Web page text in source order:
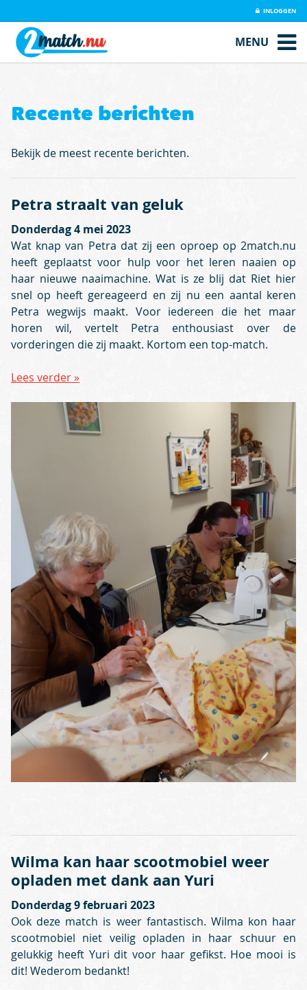
INLOGGEN
MENU
Recente berichten
Bekijk de meest recente berichten.
Petra straalt van geluk
Donderdag 4 mei 2023
Wat knap van Petra dat zij een oproep op 2match.nu
heeft geplaatst voor hulp voor het leren naaien op
haar nieuwe naaimachine. Wat is ze blij dat Riet hier
snel op heeft gereageerd en zij nu een aantal keren
Petra wegwijs maakt. Voor iedereen die het maar
horen wil, vertelt Petra enthousiast over de
vorderingen die zij maakt. Kortom een top-match.
Lees verder »
Wilma kan haar scootmobiel weer
opladen met dank aan Yuri
Donderdag 9 februari 2023
Ook deze match is weer fantastisch. Wilma kon haar
scootmobiel niet veilig opladen in haar schuur en
gelukkig heeft Yuri dit voor haar gefikst. Hoe mooi is
dit! Wederom bedankt!